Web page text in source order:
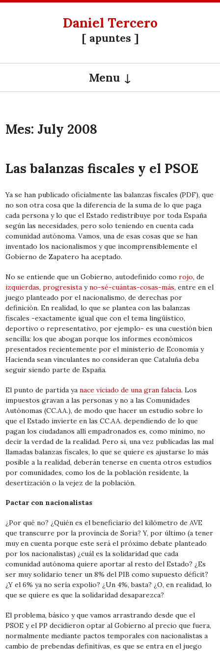
Daniel Tercero
[ apuntes ]
Menu
Mes: July 2008
Las balanzas fiscales y el PSOE
Ya se han publicado oficialmente las balanzas fiscales (PDF), que
no son otra cosa que la diferencia de la suma de lo que paga
cada persona y lo que el Estado redistribuye por toda España
según las necesidades, pero solo teniendo en cuenta cada
comunidad autónoma. Vamos, una de esas cosas que se han
inventado los nacionalismos y que incomprensiblemente el
Gobierno de Zapatero ha aceptado.
No se entiende que un Gobierno, autodefinido comorojo, de
izquierdas,progresista yno-sé-cuántas-cosas-más, entre en el
juego planteado por el nacionalismo, de derechas por
definición. En realidad, lo que se plantea con las balanzas
fiscales -exactamente igual que con el tema lingüístico,
deportivo o representativo, por ejemplo- es una cuestión bien
sencilla: los que abogan porque los informes económicos
presentados recientemente por el ministerio de Economía y
Hacienda sean vinculantes no consideran que Cataluña deba
seguir siendo parte de España.
El punto de partida yanace viciado de una gran falacia. Los
impuestos gravan a las personas y no a las Comunidades
Autónomas (CC.AA.), de modo que hacer un estudio sobre lo
que el Estado invierte en las CC.AA. dependiendo de lo que
pagan los ciudadanos allí empadronados es, como mínimo, no
decir la verdad de la realidad. Pero si, una vez publicadas las mal
llamadas balanzas fiscales, lo que se quiere es ajustarse lo más
posible a la realidad, deberán tenerse en cuenta otros estudios
por comunidades, como los de la población residente, la
desertización o la vejez de la población.
Pactar con nacionalistas
¿Por qué no? ¿Quién es el beneficiario del kilómetro de AVE
que transcurre por la provincia de Soria? Y, por último (a tener
muy en cuenta porque este será el próximo debate planteado
por los nacionalistas) ¿cuál es la solidaridad que cada
comunidad autónoma quiere aportar al resto del Estado? ¿Es
ser muy solidario tener un 8% del PIB como supuesto déficit?
¿Y el 6% ya no sería expolio? ¿Un 4%, basta? ¿O, en realidad, lo
que se quiere es que la solidaridad desaparezca?
El problema, básico y que vamos arrastrando desde que el
PSOE y el PP decidieron optar al Gobierno al precio que fuera,
normalmente mediante pactos temporales con nacionalistas a
cambio de prebendas definitivas, es que se entra en el juego